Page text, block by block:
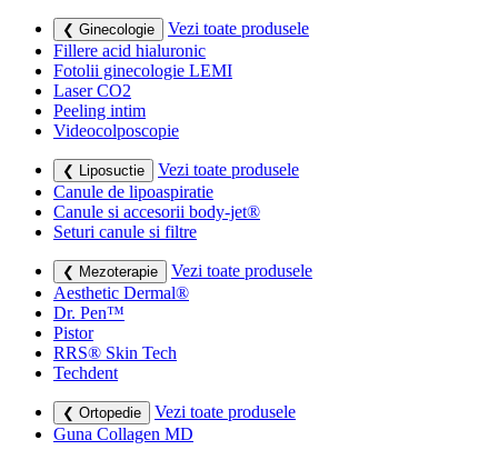
❮ Ginecologie
Vezi toate produsele
Fillere acid hialuronic
Fotolii ginecologie LEMI
Laser CO2
Peeling intim
Videocolposcopie
❮ Liposuctie
Vezi toate produsele
Canule de lipoaspiratie
Canule si accesorii body-jet®
Seturi canule si filtre
❮ Mezoterapie
Vezi toate produsele
Aesthetic Dermal®
Dr. Pen™
Pistor
RRS® Skin Tech
Techdent
❮ Ortopedie
Vezi toate produsele
Guna Collagen MD